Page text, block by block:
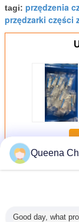
tagi: przędzenia
przędzarki części
JeszczeCzęści
Queena
Good day, what